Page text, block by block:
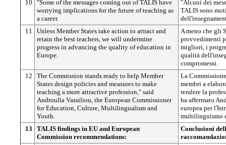
10
"Some of the messages coming out of TALIS have
worrying implications for the future of teaching as
a career.
"Alcuni dei
TALIS sono
11
Unless Member States take action to attract and
retain the best teachers, we will undermine
progress in advancing the quality of education in
Europe.
A meno che gli
provvedimenti
migliori, i
qualità
compromessi.
12
The Commission stands ready to help Member
States design policies and measures to make
teaching a more attractive profession," said
Androulla Vassiliou, the European Commissioner
for Education, Culture, Multilingualism and
Youth.
La
membri a
rendere la
ha affermato
europea per
multilinguismo
13
TALIS findings in EU and European
Commission recommendations:
Conclusioni